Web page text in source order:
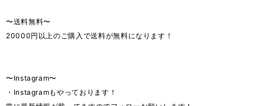
〜送料無料〜
20000円以上のご購入で送料が無料になります！
〜Instagram〜
・Instagramもやっております！